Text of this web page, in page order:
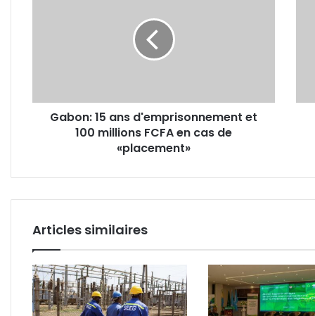
en
Gabon: 15 ans d'emprisonnement et
100 millions FCFA en cas de
«placement»
Articles similaires